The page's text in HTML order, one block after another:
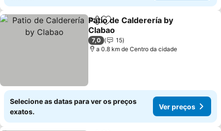
PartilharAdicionar aos favoritos
Patio de Calderería by
Clabao
7,0
15
a 0.8 km de Centro da cidade
Selecione as datas para ver os preços
exatos.
Ver preços